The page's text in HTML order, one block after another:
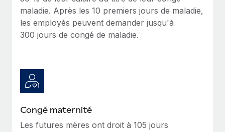
maladie. Après les 10 premiers jours de maladie,
les employés peuvent demander jusqu'à
300 jours de congé de maladie.
Congé maternité
Les futures mères ont droit à 105 jours